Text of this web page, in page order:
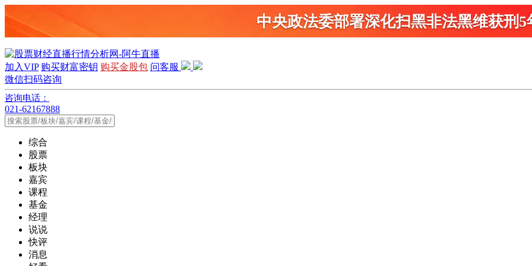
中央政法委部署深化扫黑非法黑维获刑5
加入VIP 购买财富密钥 购买金股包 问客服
微信扫码咨询
咨询电话：
021-62167888
综合
股票
板块
嘉宾
课程
基金
经理
说说
快评
消息